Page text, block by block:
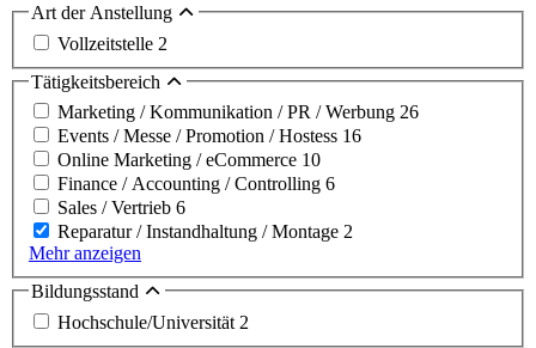
Art der Anstellung
Vollzeitstelle 2
Tätigkeitsbereich
Marketing / Kommunikation / PR / Werbung 26
Events / Messe / Promotion / Hostess 16
Online Marketing / eCommerce 10
Finance / Accounting / Controlling 6
Sales / Vertrieb 6
Reparatur / Instandhaltung / Montage 2
Mehr anzeigen
Bildungsstand
Hochschule/Universität 2